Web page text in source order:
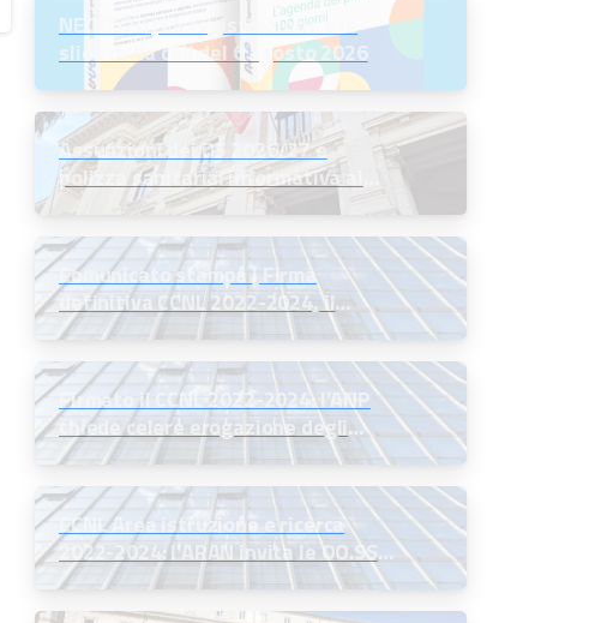
NEODS26 | La registrazione e le
slide della call del 6 agosto 2026
Assunzioni dei DS 2026/27 e
polizza sanitaria: informativa al
Comunicato stampa | Firma
definitiva CCNL 2022-2024, il
commento del Presidente ANP
Firmato il CCNL 2022-2024: l’ANP
chiede celere erogazione degli
arretrati
CCNL Area istruzione e ricerca
2022-2024: l’ARAN invita le OO.SS.
alla firma definitiva